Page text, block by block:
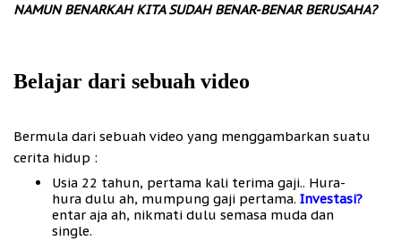
NAMUN BENARKAH KITA SUDAH BENAR-BENAR BERUSAHA?
Belajar dari sebuah video
Bermula dari sebuah video yang menggambarkan suatu
cerita hidup :
Usia 22 tahun, pertama kali terima gaji.. Hura-
hura dulu ah, mumpung gaji pertama. Investasi?
entar aja ah, nikmati dulu semasa muda dan
single.